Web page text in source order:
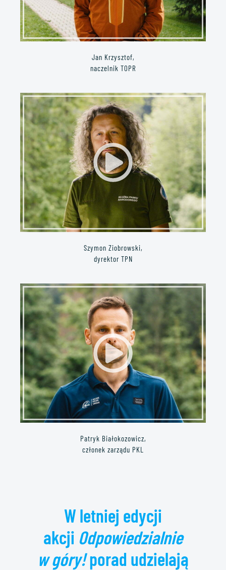
Jan Krzysztof,
naczelnik TOPR
Szymon Ziobrowski,
dyrektor TPN
Patryk Białokozowicz,
członek zarządu PKL
W letniej edycji
akcji Odpowiedzialnie
w góry!porad udzielają